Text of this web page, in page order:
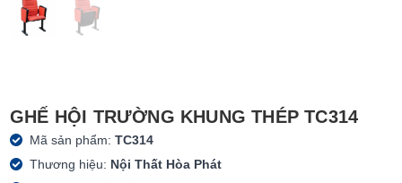
GHẾ HỘI TRƯỜNG KHUNG THÉP TC314
Mã sản phẩm:TC314
Thương hiệu: Nội Thất Hòa Phát